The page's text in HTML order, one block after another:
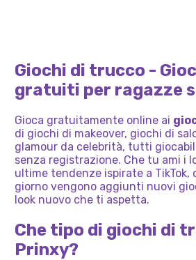
Giochi di trucco -
gratuiti per ragazze
Gioca gratuitamente online ai
di giochi di makeover, giochi di
glamour da celebrità, tutti
senza registrazione. Che tu ami i
ultime tendenze ispirate a
giorno vengono aggiunti nuovi
look nuovo che ti aspetta.
Che tipo di giochi di
Prinxy?